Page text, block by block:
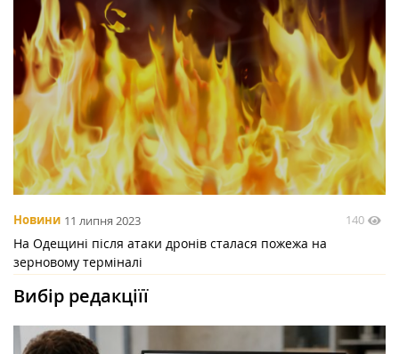
Новини 11 липня 2023 140
На Одещині після атаки дронів сталася пожежа на
зерновому терміналі
Вибір редакціїї